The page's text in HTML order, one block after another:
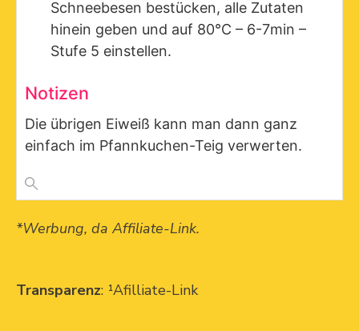
Schneebesen bestücken, alle Zutaten
hinein geben und auf 80°C – 6-7min –
Stufe 5 einstellen.
Notizen
Die übrigen Eiweiß kann man dann ganz
einfach im Pfannkuchen-Teig verwerten.
*Werbung, da Affiliate-Link.
Transparenz: ¹Afilliate-Link